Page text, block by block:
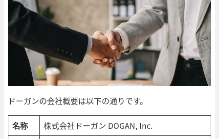
ドーガンの会社概要は以下の通りです。
名称 株式会社ドーガン DOGAN, Inc.